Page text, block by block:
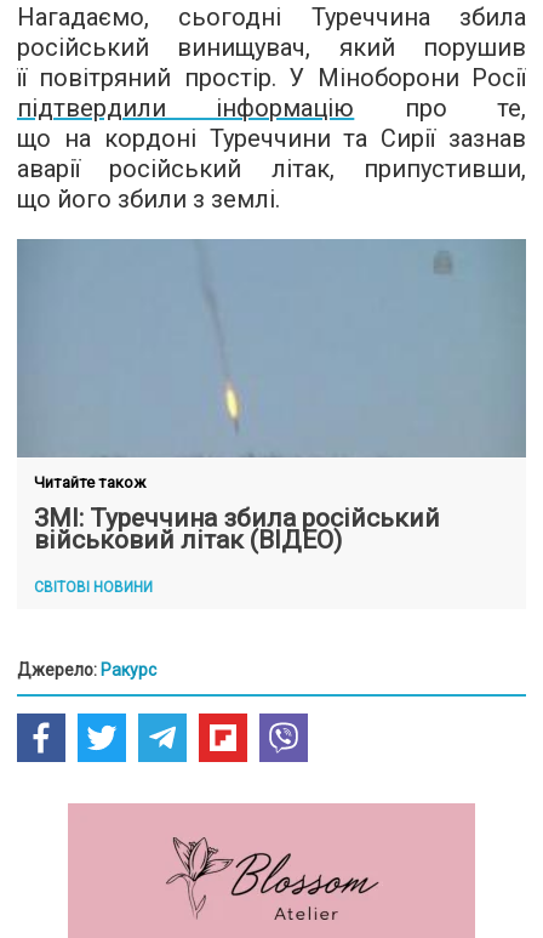
Нагадаємо, сьогодні Туреччина збила
російський винищувач, який порушив
її повітряний простір. У Міноборони Росії
підтвердили інформацію про те,
що на кордоні Туреччини та Сирії зазнав
аварії російський літак, припустивши,
що його збили з землі.
Читайте також
ЗМІ: Туреччина збила російський
військовий літак (ВІДЕО)
СВІТОВІ НОВИНИ
Джерело: Ракурс